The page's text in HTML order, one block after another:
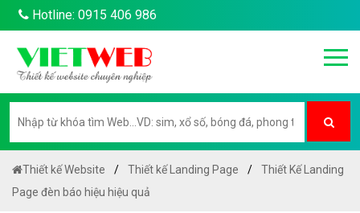
Hotline: 0915 406 986
Thiết kế Website Thiết kế Landing Page
Thiết Kế Landing
Page đèn báo hiệu hiệu quả